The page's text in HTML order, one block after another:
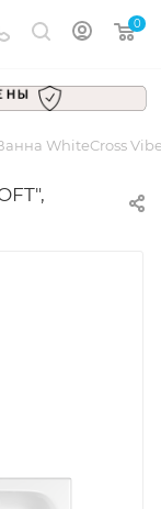
0
WhiteCross Vibe